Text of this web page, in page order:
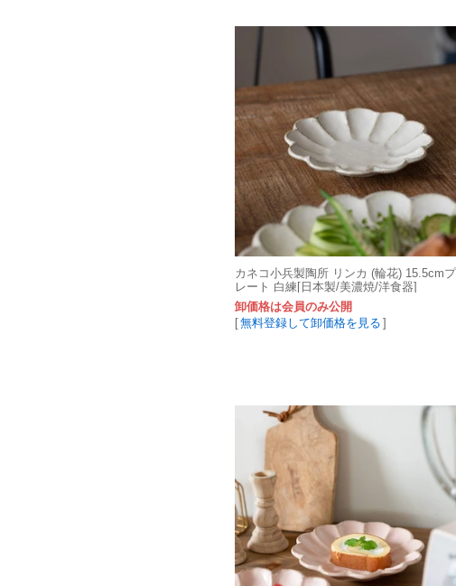
カネコ小兵製陶所 リンカ (輪花) 15.5cmプ
レート 白練[日本製/美濃焼/洋食器]
卸価格は会員のみ公開
[無料登録して卸価格を見る ]